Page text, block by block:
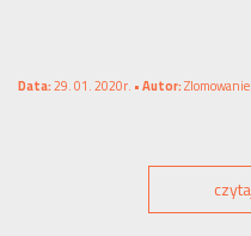
Data:29. 01. 2020r. •Autor: